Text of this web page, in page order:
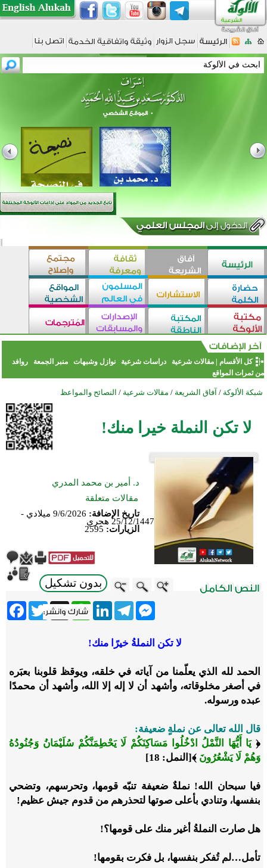
كل الأقسام |مقالات شرعية دراسات شرعية نوازل وشبهات منبر الجمعة
روافد
من ثمرات المواقع
شبكة الألوكة / آفاق الشريعة / مقالات شرعية / النصائح والمواعظ
لا تكن النملة خيرا منك!
د. أمير بن محمد المدري
مقالات متعلقة
تاريخ الإضافة:
9/6/2026 ميلادي -
25/12/1447 هجري
الزيارات: 2595
بدون تشكيل
Twitter X
WhatsApp
LinkedInTelegram
Messenger
لا تكن النملةُ خيرًا منك!
الحمد لله الذي يعلّمنا من آياته في خلقه، ويوقظ قلوبنا بعبَره
في أصغر مخلوقاته، وأشهد أن لا إله إلا الله، وأشهد أن محمدًا
عبده ورسوله.
قال الله تعالى عن نملةٍ ضعيفة:
﴿يَا أَيُّهَا النَّمْلُ ادْخُلُوا مَسَاكِنَكُمْ لَا يَحْطِمَنَّكُمْ سُلَيْمَانُ وَجُنُودُهُ
وَهُمْ لَا يَشْعُرُونَ ﴾[النمل: 18]
فيا سبحان الله! نملةٌ ضعيفة تنبّه قومها، وتحرسهم، وتضحي
بنفسها، وتنادي بأعلى صوتها لتحذرهم من قدوم جيش عظيم!
هل صارت النملةُ أغير منك على قومها؟!
تأمل…لم تُفكر بنفسها، بل فكرت بقومها!